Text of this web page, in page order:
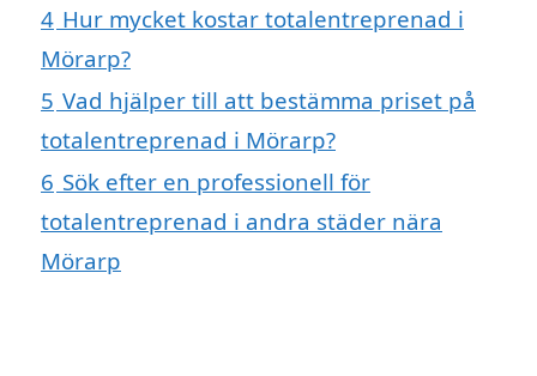
4 Hur mycket kostar totalentreprenad i
Mörarp?
5 Vad hjälper till att bestämma priset på
totalentreprenad i Mörarp?
6 Sök efter en professionell för
totalentreprenad i andra städer nära
Mörarp